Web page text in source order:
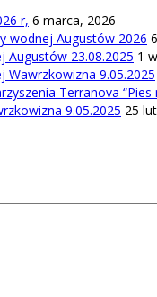
r, 6 marca, 2026
wodnej Augustów 2026
Augustów 23.08.2025 1
Wawrzkowizna 9.05.2025
Terranova “Pies
9.05.2025 25